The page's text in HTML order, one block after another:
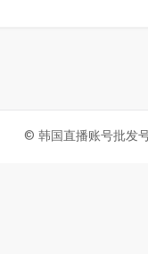
© 韩国直播账号批发